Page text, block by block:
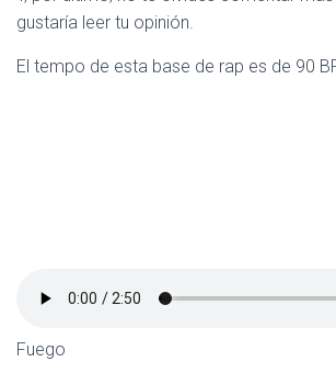
gustaría leer tu opinión.
El tempo de esta base de rap es de 90
Fuego